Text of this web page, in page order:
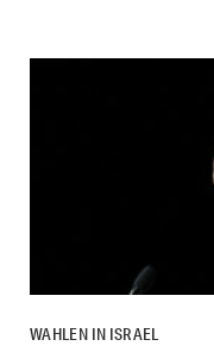
WAHLEN IN ISRAEL